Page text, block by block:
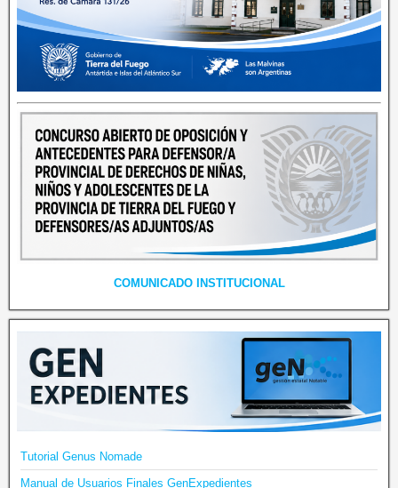
COMUNICADO INSTITUCIONAL
Tutorial Genus Nomade
Manual de Usuarios Finales GenExpedientes